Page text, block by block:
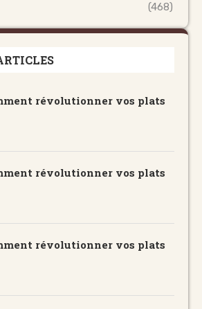
(468)
révolutionner vos plats
révolutionner vos plats
révolutionner vos plats